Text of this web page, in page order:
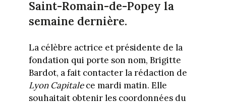
Saint-Romain-de-Popey la
semaine dernière.
La célèbre actrice et présidente de la
fondation qui porte son nom, Brigitte
Bardot, a fait contacter la rédaction de
Lyon Capitalece mardi matin. Elle
souhaitait obtenir les coordonnées du